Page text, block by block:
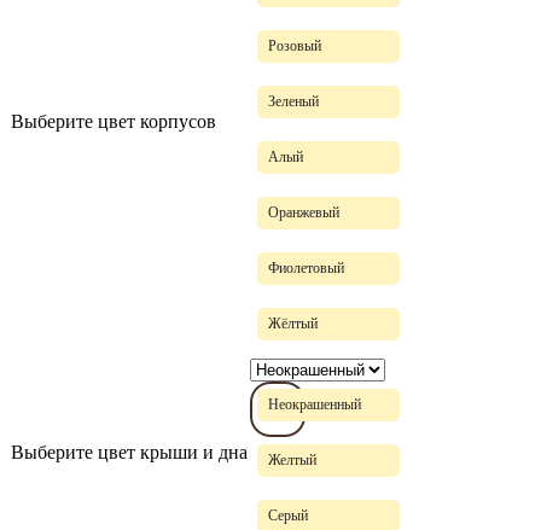
Выберите цвет корпусов
Розовый
Зеленый
Алый
Оранжевый
Фиолетовый
Жёлтый
Выберите цвет крыши и дна
Неокрашенный
Желтый
Серый